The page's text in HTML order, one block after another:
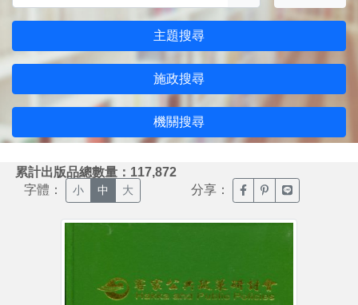
主題搜尋
施政搜尋
機關搜尋
累計出版品總數量：117,872
字體： 小 中 大 分享： 臉書分享(另開新視窗)
噗浪分享(另開新
Line分享(另